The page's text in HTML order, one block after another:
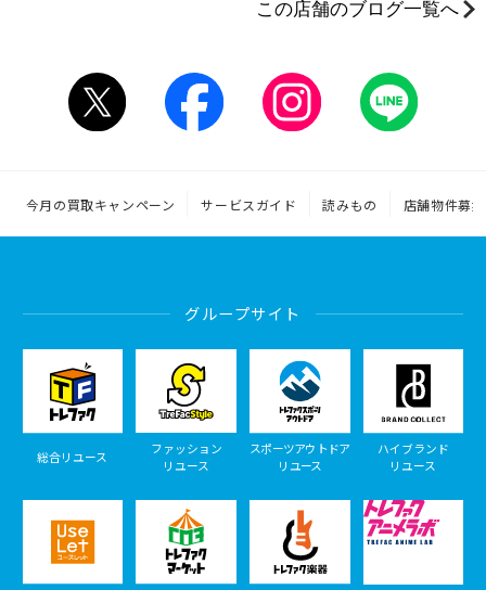
この店舗のブログ一覧へ
今月の買取キャンペーン サービスガイド 読みもの 店舗物件募集
グループサイト
総合リユース
ファッション
リユース
スポーツアウトドア
リユース
ハイブランド
リユース